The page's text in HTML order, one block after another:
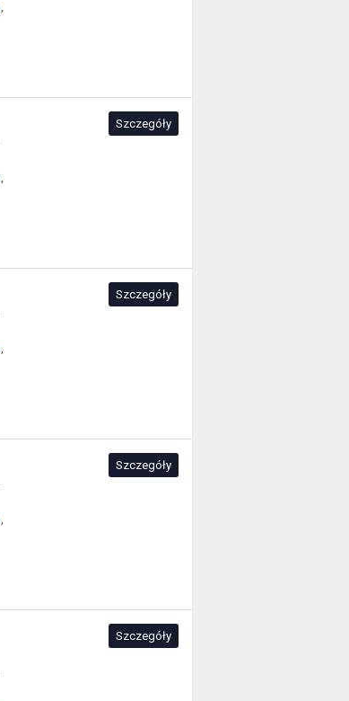
,
,
Szczegóły
,
Szczegóły
,
Szczegóły
Szczegóły